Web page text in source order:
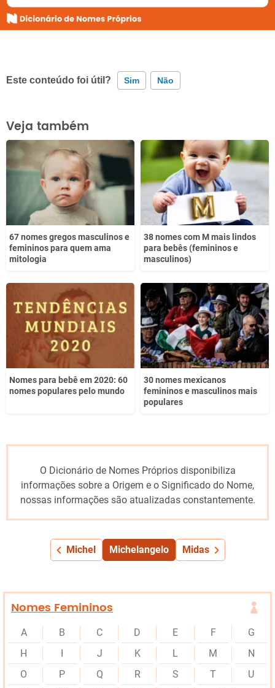
Este conteúdo foi útil? Sim Não
Este conteúdo contém informação incorreta
Este conteúdo não tem a informação que procuro
Outro
Veja também
67 nomes gregos masculinos e
femininos para quem ama
mitologia
38 nomes com M mais lindos
para bebês (femininos e
masculinos)
Nomes para bebê em 2020: 60
nomes populares pelo mundo
30 nomes mexicanos
femininos e masculinos mais
populares
O Dicionário de Nomes Próprios disponibiliza
informações sobre a Origem e o Significado do Nome,
nossas informações são atualizadas constantemente.
Michel Michelangelo Midas
Nomes Femininos
A B C D E F
G
H
J K L M
N
O
P Q R S T
U